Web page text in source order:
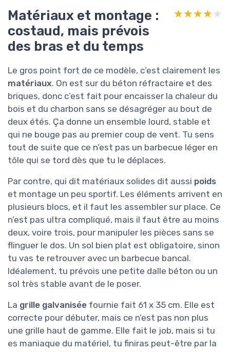
Matériaux et montage :
costaud, mais prévois
des bras et du temps
★★★★★
★★★★★
Le gros point fort de ce modèle, c’est clairement les
matériaux. On est sur du béton réfractaire et des
briques, donc c’est fait pour encaisser la chaleur du
bois et du charbon sans se désagréger au bout de
deux étés. Ça donne un ensemble lourd, stable et
qui ne bouge pas au premier coup de vent. Tu sens
tout de suite que ce n’est pas un barbecue léger en
tôle qui se tord dès que tu le déplaces.
Par contre, qui dit matériaux solides dit aussi poids
et montage un peu sportif. Les éléments arrivent en
plusieurs blocs, et il faut les assembler sur place. Ce
n’est pas ultra compliqué, mais il faut être au moins
deux, voire trois, pour manipuler les pièces sans se
flinguer le dos. Un sol bien plat est obligatoire, sinon
tu vas te retrouver avec un barbecue bancal.
Idéalement, tu prévois une petite dalle béton ou un
sol très stable avant de le poser.
La grille galvanisée fournie fait 61 x 35 cm. Elle est
correcte pour débuter, mais ce n’est pas non plus
une grille haut de gamme. Elle fait le job, mais si tu
es maniaque du matériel, tu finiras peut-être par la